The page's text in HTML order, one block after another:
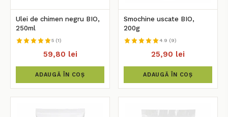
Ulei de chimen negru BIO,
250ml
5 (1)
59,80 lei
ADAUGĂ ÎN COȘ
Smochine uscate BIO,
200g
4.9 (9)
25,90 lei
ADAUGĂ ÎN COȘ